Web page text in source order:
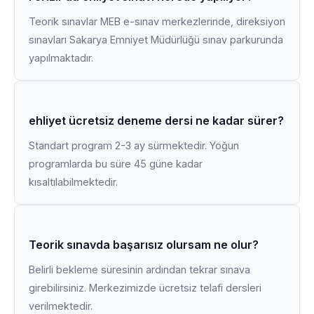
Teorik sınavlar MEB e-sınav merkezlerinde, direksiyon
sınavları Sakarya Emniyet Müdürlüğü sınav parkurunda
yapılmaktadır.
ehliyet ücretsiz deneme dersi ne kadar sürer?
Standart program 2-3 ay sürmektedir. Yoğun
programlarda bu süre 45 güne kadar
kısaltılabilmektedir.
Teorik sınavda başarısız olursam ne olur?
Belirli bekleme süresinin ardından tekrar sınava
girebilirsiniz. Merkezimizde ücretsiz telafi dersleri
verilmektedir.